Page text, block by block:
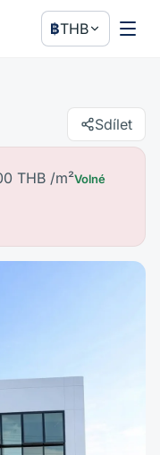
฿THB
Sdílet
THB /m²Volné